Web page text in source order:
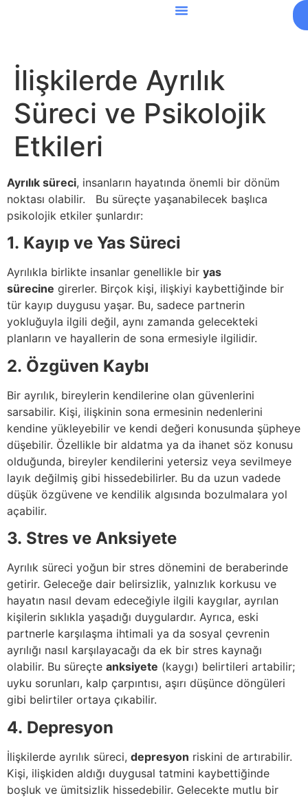
İlişkilerde Ayrılık
Süreci ve Psikolojik
Etkileri
Ayrılık süreci, insanların hayatında önemli bir dönüm
noktası olabilir. Bu süreçte yaşanabilecek başlıca
psikolojik etkiler şunlardır:
1. Kayıp ve Yas Süreci
Ayrılıkla birlikte insanlar genellikle bir yas
sürecine girerler. Birçok kişi, ilişkiyi kaybettiğinde bir
tür kayıp duygusu yaşar. Bu, sadece partnerin
yokluğuyla ilgili değil, aynı zamanda gelecekteki
planların ve hayallerin de sona ermesiyle ilgilidir.
2. Özgüven Kaybı
Bir ayrılık, bireylerin kendilerine olan güvenlerini
sarsabilir. Kişi, ilişkinin sona ermesinin nedenlerini
kendine yükleyebilir ve kendi değeri konusunda şüpheye
düşebilir. Özellikle bir aldatma ya da ihanet söz konusu
olduğunda, bireyler kendilerini yetersiz veya sevilmeye
layık değilmiş gibi hissedebilirler. Bu da uzun vadede
düşük özgüvene ve kendilik algısında bozulmalara yol
açabilir.
3. Stres ve Anksiyete
Ayrılık süreci yoğun bir stres dönemini de beraberinde
getirir. Geleceğe dair belirsizlik, yalnızlık korkusu ve
hayatın nasıl devam edeceğiyle ilgili kaygılar, ayrılan
kişilerin sıklıkla yaşadığı duygulardır. Ayrıca, eski
partnerle karşılaşma ihtimali ya da sosyal çevrenin
ayrılığı nasıl karşılayacağı da ek bir stres kaynağı
olabilir. Bu süreçte anksiyete (kaygı) belirtileri artabilir;
uyku sorunları, kalp çarpıntısı, aşırı düşünce döngüleri
gibi belirtiler ortaya çıkabilir.
4. Depresyon
İlişkilerde ayrılık süreci, depresyon riskini de artırabilir.
Kişi, ilişkiden aldığı duygusal tatmini kaybettiğinde
boşluk ve ümitsizlik hissedebilir. Gelecekte mutlu bir